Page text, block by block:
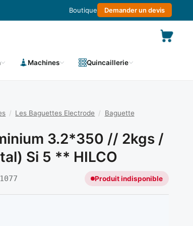
Boutique Demander un devis
Machines Quincaillerie
/ Les Baguettes Electrode /
Baguette
3.2*350 // 2kgs /
Si 5 ** HILCO
Produit indisponible